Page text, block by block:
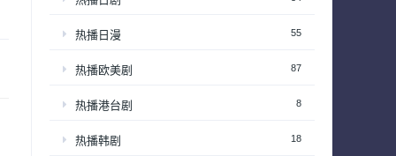
热播日漫 55
热播欧美剧 87
热播港台剧 8
热播韩剧 18